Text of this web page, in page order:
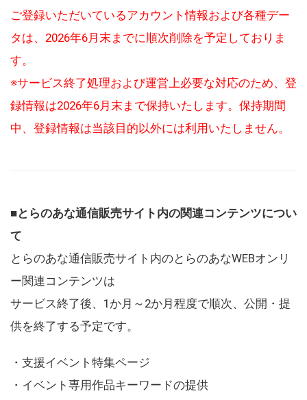
ご登録いただいているアカウント情報および各種デー
タは、2026年6月末までに順次削除を予定しておりま
す。
※サービス終了処理および運営上必要な対応のため、登
録情報は2026年6月末まで保持いたします。保持期間
中、登録情報は当該目的以外には利用いたしません。
■とらのあな通信販売サイト内の関連コンテンツについ
て
とらのあな通信販売サイト内のとらのあなWEBオンリ
ー関連コンテンツは
サービス終了後、1か月～2か月程度で順次、公開・提
供を終了する予定です。
・支援イベント特集ページ
・イベント専用作品キーワードの提供